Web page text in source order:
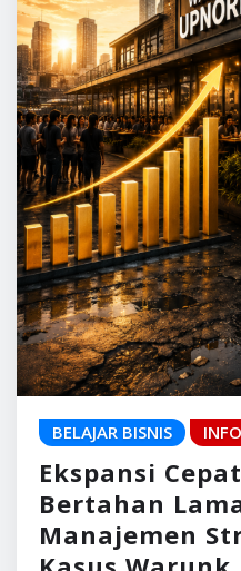
BELAJAR BISNIS
Ekspansi
Bertahan
Manajemen